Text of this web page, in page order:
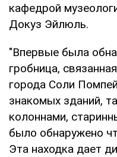
кафедрой
Докуз Эйлюль.
"Впервые была
гробница,
города Соли
знакомых зданий,
колоннами,
было обнаружено
Эта находка дает